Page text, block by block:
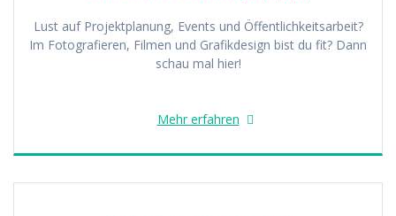
Lust auf Projektplanung, Events und Öffentlichkeitsarbeit?
Im Fotografieren, Filmen und Grafikdesign bist du fit? Dann
schau mal hier!
Mehr erfahren